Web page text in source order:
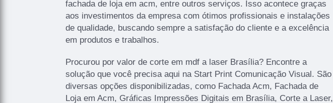
fachada de loja em acm, entre outros serviços. Isso acontece graças
aos investimentos da empresa com ótimos profissionais e instalações
de qualidade, buscando sempre a satisfação do cliente e a excelência
em produtos e trabalhos.
Procurou por valor de corte em mdf a laser Brasília? Encontre a
solução que você precisa aqui na Start Print Comunicação Visual. São
diversas opções disponibilizadas, como Fachada Acm, Fachada de
Loja em Acm, Gráficas Impressões Digitais em Brasília, Corte a Laser,